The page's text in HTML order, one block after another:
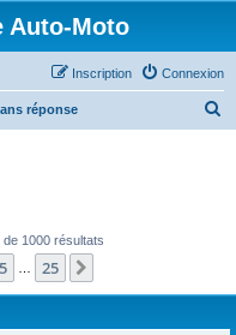
Auto-Moto
Connexion
Inscription
réponse
1000 résultats
5 25